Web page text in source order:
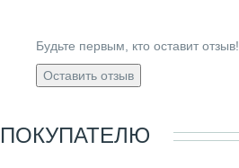
Будьте первым, кто оставит отзыв!
Оставить отзыв
ПОКУПАТЕЛЮ